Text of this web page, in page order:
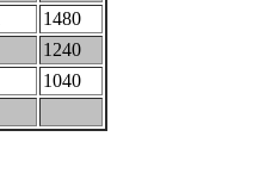
1480
1240
1040